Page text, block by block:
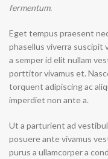
fermentum.
Eget tempus praesent
phasellus viverra
a semper id elit nullam
porttitor vivamus et.
torquent adipiscing ac
imperdiet non ante a.
Ut a parturient ad
posuere ante vivamus
purus a ullamcorper a